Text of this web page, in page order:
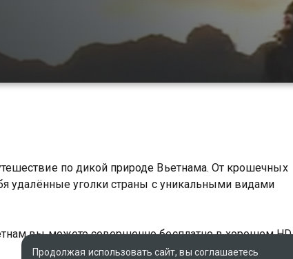
по дикой природе Вьетнама. От крошечных
удалённые уголки страны с уникальными видами
вы можете совершенно бесплатно в хорошем HD
Продолжая использовать сайт, вы соглашаетесь